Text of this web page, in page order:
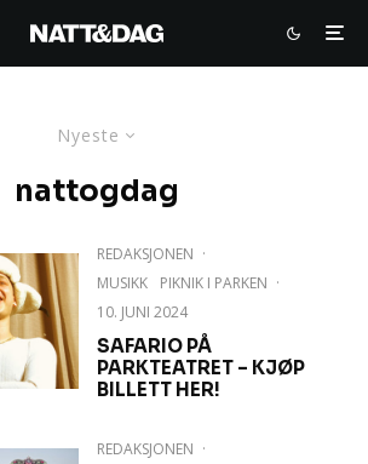
Nyeste
nattogdag
REDAKSJONEN ·
MUSIKK
PIKNIK I PARKEN ·
10. JUNI 2024
SAFARIO PÅ
PARKTEATRET – KJØP
BILLETT HER!
REDAKSJONEN ·